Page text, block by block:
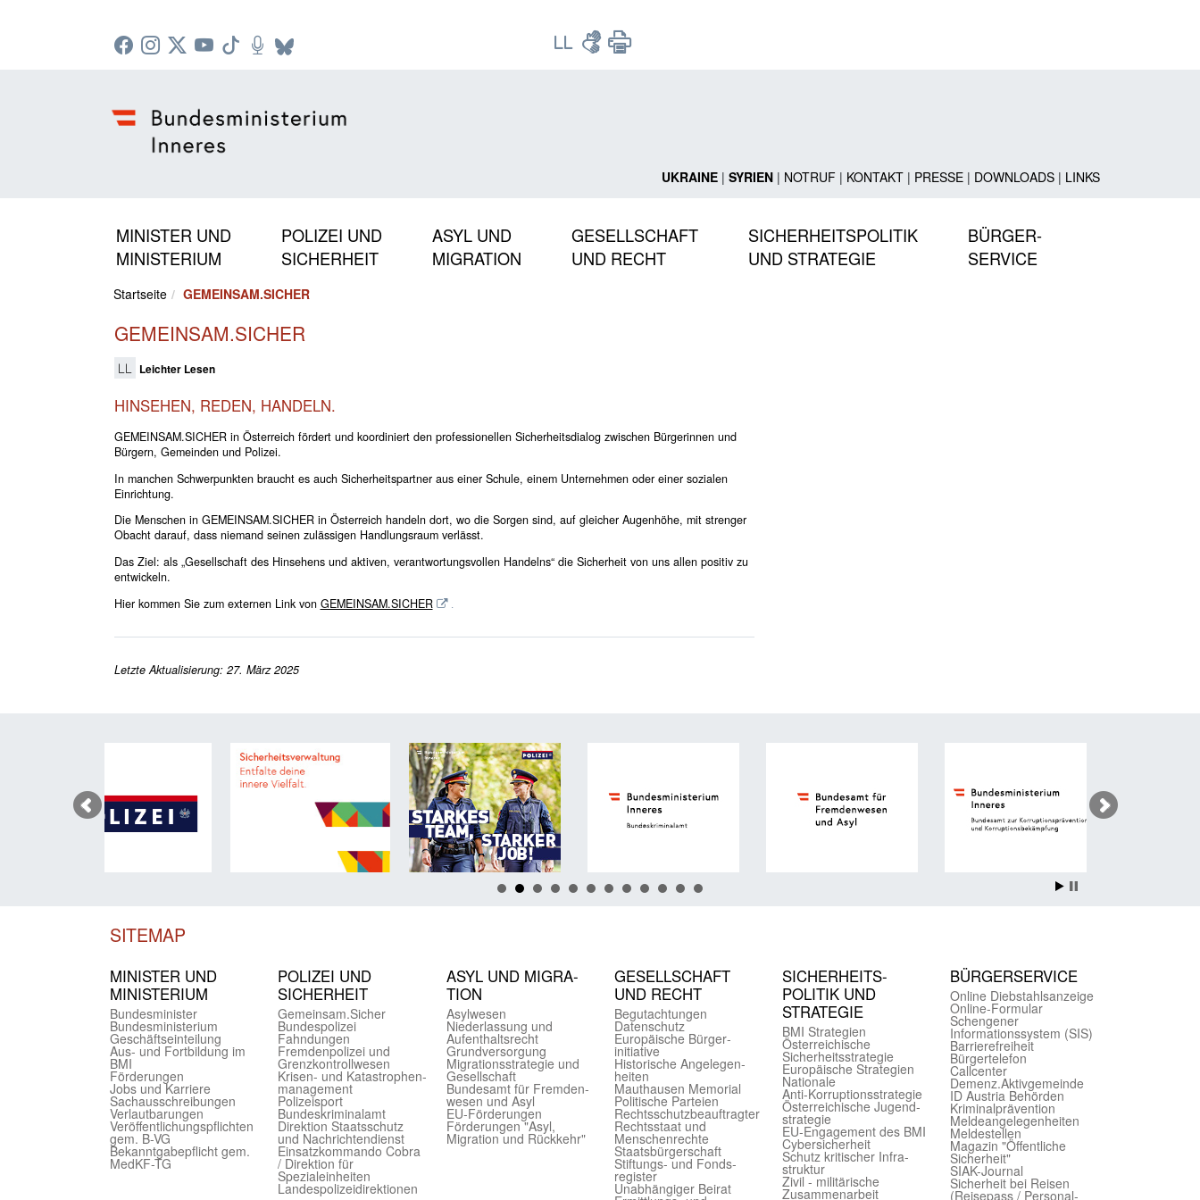
UKRAINE| SYRIEN| NOTRUF| KONTAKT| PRESSE| DOWNLOADS| LINKS
MINISTER UND
MINISTERIUM
POLIZEI UND
SICHERHEIT
ASYL UND
MIGRATION
GESELLSCHAFT
UND RECHT
SICHERHEITSPOLITIK
UND STRATEGIE
BÜRGER-
SERVICE
Startseite GEMEINSAM.SICHER
GEMEINSAM.SICHER
Leichter Lesen
HINSEHEN, REDEN, HANDELN.
GEMEINSAM.­SICHER in Österreich fördert und koordiniert den professionellen Sicherheitsdialog zwischen Bürgerinnen und
Bürgern, Gemeinden und Polizei.
In manchen Schwerpunkten braucht es auch Sicherheitspartner aus einer Schule, einem Unternehmen oder einer sozialen
Einrichtung.
Die Menschen in GEMEINSAM.­SICHER in Österreich handeln dort, wo die Sorgen sind, auf gleicher Augenhöhe, mit strenger
Obacht darauf, dass niemand seinen zulässigen Handlungsraum verlässt.
Das Ziel: als „Gesellschaft des Hinsehens und aktiven, verantwortungsvollen Handelns“ die Sicherheit von uns allen positiv zu
entwickeln.
Hier kommen Sie zum externen Link von GEMEINSAM.­SICHER .
Letzte Aktualisierung: 27. März 2025
SITEMAP
MINISTER UND
MINIST­ERIUM
Bundes­minister
Bundes­ministerium
Geschäfts­einteilung
Aus- und Fortbildung im
BMI
Förderungen
Jobs und Karriere
Sachaus­schreibungen
Verlautbarungen
Veröffentlichungspflichten
gem. B-VG
Bekanntgabepflicht gem.
MedKF-TG
POLIZEI UND
SICHER­HEIT
Gemein­sam.Sicher
Bundes­polizei
Fahndungen
Fremdenpolizei und
Grenzkontrollwesen
Krisen- und Katastrophen­
management
Polizeisport
Bundes­kriminal­amt
Direktion Staats­schutz
und Nach­richten­dienst
Einsatz­kommando Cobra
/ Direktion für
Spezialeinheiten
Landes­polizei­direk­tionen
ASYL UND MIGRA­
TION
Asyl­wesen
Nieder­lassung und
Aufent­halts­recht
Grund­versorgung
Migrations­strategie und
Gesell­schaft
Bundes­amt für Fremden­
wesen und Asyl
EU-Förde­rungen
Förderungen "Asyl,
Migration und Rückkehr"
GE­SELL­SCHAFT
UND RECHT
Begut­achtungen
Daten­schutz
Europäische Bürger­
initiative
Historische Angelegen­
heiten
Mauthausen Memorial
Politische Parteien
Rechts­schutz­beauftragter
Rechts­staat und
Menschen­rechte
Staats­bürger­schaft
Stiftungs- und Fonds­
register
Unab­hängiger Beirat
SICHER­HEITS­
POLITIK UND
STRATEGIE
BMI Strategien
Öster­reichische
Sicherheits­strategie
Europäische Strategien
Nationale
Anti-Korruptions­strategie
Öster­reichische Jugend­
strategie
EU-Engagement des BMI
Cybersicherheit
Schutz kritischer Infra­
struktur
Zivil - militärische
Zusammen­arbeit
BÜRGER­SERVICE
Online Diebstahls­anzeige
Online-Formular
Schengener
Informationssystem (SIS)
Barriere­freiheit
Bürger­telefon
Call­center
Demenz.Aktiv­gemeinde
ID Austria Behörden
Kriminal­prävention
Melde­an­ge­le­gen­heiten
Meld­estellen
Magazin "Öffentliche
Sicherheit"
SIAK-Journal
Sicherheit bei Reisen
(Reise­pass / Personal­